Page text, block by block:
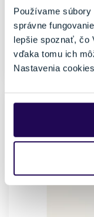
Používame
správne
lepšie spoznať, čo
vďaka tomu ich
Nastavenia
Veľkosť
M
Skladom -
NOVINKA